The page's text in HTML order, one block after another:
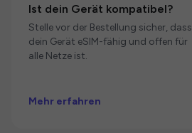
Ist dein Gerät kompatibel?
Stelle vor der Bestellung sicher, dass
dein Gerät eSIM-fähig und offen für
alle Netze ist.
Mehr erfahren